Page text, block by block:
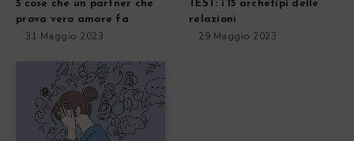
5 cose che un partner che
prova vero amore fa
31 Maggio 2023
TEST: i 15 archetipi delle
relazioni
29 Maggio 2023